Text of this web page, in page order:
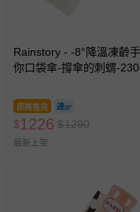
Rainstory - -8°降溫凍齡
你口袋傘-撐傘的刺蝟-
即將售完
$1226 $1290
最新上架